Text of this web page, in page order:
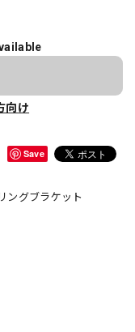
向け
Save
グブラケット